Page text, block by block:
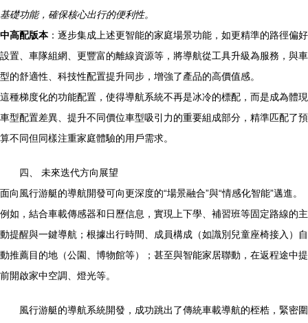
基礎功能，確保核心出行的便利性。
中高配版本：逐步集成上述更智能的家庭場景功能，如更精準的路徑偏好
設置、車隊組網、更豐富的離線資源等，將導航從工具升級為服務，與車
型的舒適性、科技性配置提升同步，增強了產品的高價值感。
這種梯度化的功能配置，使得導航系統不再是冰冷的標配，而是成為體現
車型配置差異、提升不同價位車型吸引力的重要組成部分，精準匹配了預
算不同但同樣注重家庭體驗的用戶需求。
四、 未來迭代方向展望
面向風行游艇的導航開發可向更深度的“場景融合”與“情感化智能”邁進。
例如，結合車載傳感器和日歷信息，實現上下學、補習班等固定路線的主
動提醒與一鍵導航；根據出行時間、成員構成（如識別兒童座椅接入）自
動推薦目的地（公園、博物館等）；甚至與智能家居聯動，在返程途中提
前開啟家中空調、燈光等。
風行游艇的導航系統開發，成功跳出了傳統車載導航的桎梏，緊密圍